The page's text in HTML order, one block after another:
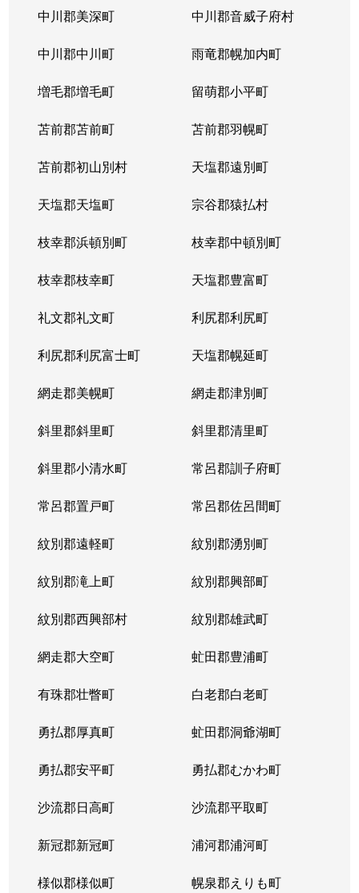
中川郡美深町 中川郡音威子府村
中川郡中川町 雨竜郡幌加内町
増毛郡増毛町 留萌郡小平町
苫前郡苫前町 苫前郡羽幌町
苫前郡初山別村 天塩郡遠別町
天塩郡天塩町 宗谷郡猿払村
枝幸郡浜頓別町 枝幸郡中頓別町
枝幸郡枝幸町 天塩郡豊富町
礼文郡礼文町 利尻郡利尻町
利尻郡利尻富士町 天塩郡幌延町
網走郡美幌町 網走郡津別町
斜里郡斜里町 斜里郡清里町
斜里郡小清水町 常呂郡訓子府町
常呂郡置戸町 常呂郡佐呂間町
紋別郡遠軽町 紋別郡湧別町
紋別郡滝上町 紋別郡興部町
紋別郡西興部村 紋別郡雄武町
網走郡大空町 虻田郡豊浦町
有珠郡壮瞥町 白老郡白老町
勇払郡厚真町 虻田郡洞爺湖町
勇払郡安平町 勇払郡むかわ町
沙流郡日高町 沙流郡平取町
新冠郡新冠町 浦河郡浦河町
様似郡様似町 幌泉郡えりも町